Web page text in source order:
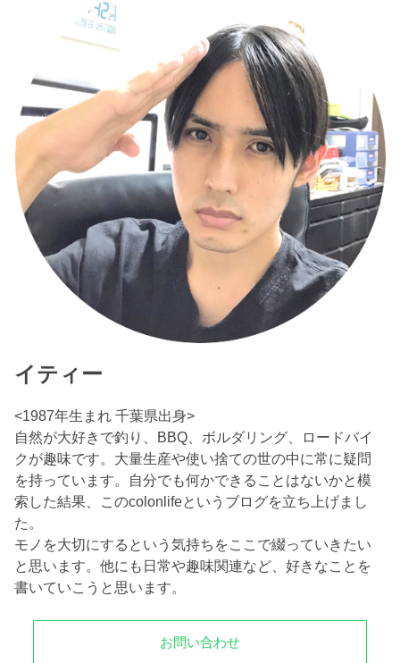
イティー
<1987年生まれ 千葉県出身>
自然が大好きで釣り、BBQ、ボルダリング、ロードバイ
クが趣味です。大量生産や使い捨ての世の中に常に疑問
を持っています。自分でも何かできることはないかと模
索した結果、このcolonlifeというブログを立ち上げまし
た。
モノを大切にするという気持ちをここで綴っていきたい
と思います。他にも日常や趣味関連など、好きなことを
書いていこうと思います。
お問い合わせ